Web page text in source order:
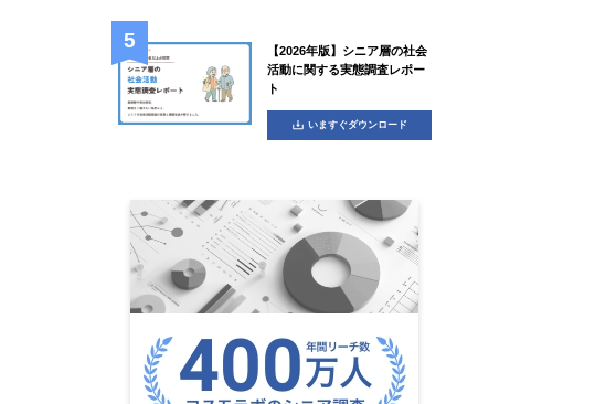
【2026年版】シニア層の社会
活動に関する実態調査レポー
ト
いますぐダウンロード